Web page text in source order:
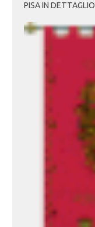
PISA IN DETTAGLIO